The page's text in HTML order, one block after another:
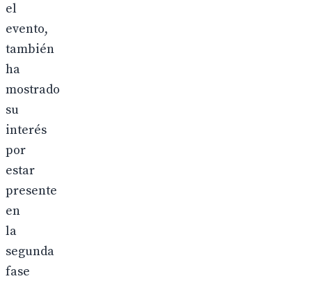
el
evento,
también
ha
mostrado
su
interés
por
estar
presente
en
la
segunda
fase